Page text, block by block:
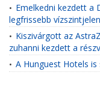
• Emelkedni kezdett a
legfrissebb
• Kiszivárgott az
zuhanni kezdett a
• A Hunguest Hotels